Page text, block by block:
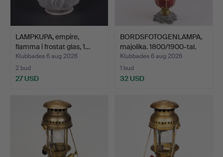
LAMPKUPA, empire,
flamma i frostat glas, 1…
Klubbades 6 aug 2026
2 bud
27 USD
BORDSFOTOGENLAMPA,
majolika. 1800/1900-tal.
Klubbades 6 aug 2026
1 bud
32 USD